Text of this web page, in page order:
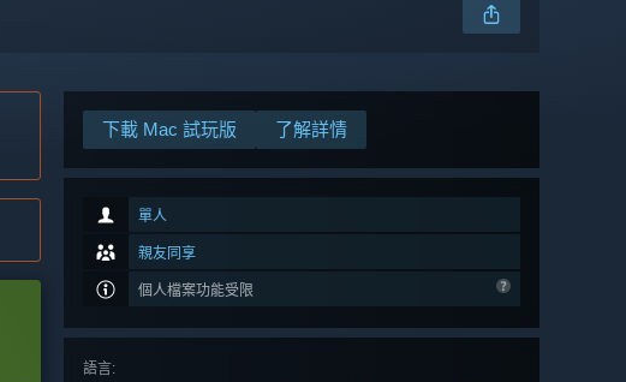
下載 Mac 試玩版 了解詳情
單人
親友同享
個人檔案功能受限
語言: